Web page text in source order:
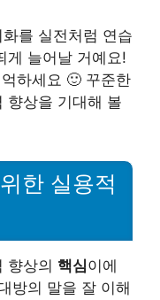
를 실전처럼 연습
게 늘어날 거예요!
하세요 🙂 꾸준한
향상을 기대해 볼
한 실용적
향상의 핵심이에
방의 말을 잘 이해